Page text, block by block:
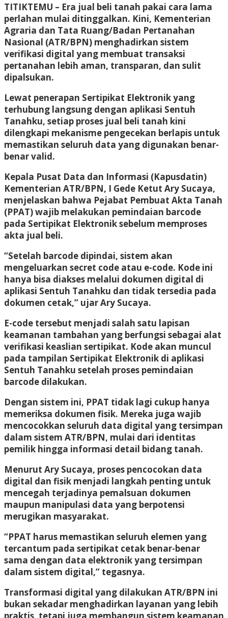
TITIKTEMU – Era jual beli tanah pakai cara lama
perlahan mulai ditinggalkan. Kini, Kementerian
Agraria dan Tata Ruang/Badan Pertanahan
Nasional (ATR/BPN) menghadirkan sistem
verifikasi digital yang membuat transaksi
pertanahan lebih aman, transparan, dan sulit
dipalsukan.
Lewat penerapan Sertipikat Elektronik yang
terhubung langsung dengan aplikasi Sentuh
Tanahku, setiap proses jual beli tanah kini
dilengkapi mekanisme pengecekan berlapis untuk
memastikan seluruh data yang digunakan benar-
benar valid.
Kepala Pusat Data dan Informasi (Kapusdatin)
Kementerian ATR/BPN, I Gede Ketut Ary Sucaya,
menjelaskan bahwa Pejabat Pembuat Akta Tanah
(PPAT) wajib melakukan pemindaian barcode
pada Sertipikat Elektronik sebelum memproses
akta jual beli.
“Setelah barcode dipindai, sistem akan
mengeluarkan secret code atau e-code. Kode ini
hanya bisa diakses melalui dokumen digital di
aplikasi Sentuh Tanahku dan tidak tersedia pada
dokumen cetak,” ujar Ary Sucaya.
E-code tersebut menjadi salah satu lapisan
keamanan tambahan yang berfungsi sebagai alat
verifikasi keaslian sertipikat. Kode akan muncul
pada tampilan Sertipikat Elektronik di aplikasi
Sentuh Tanahku setelah proses pemindaian
barcode dilakukan.
Dengan sistem ini, PPAT tidak lagi cukup hanya
memeriksa dokumen fisik. Mereka juga wajib
mencocokkan seluruh data digital yang tersimpan
dalam sistem ATR/BPN, mulai dari identitas
pemilik hingga informasi detail bidang tanah.
Menurut Ary Sucaya, proses pencocokan data
digital dan fisik menjadi langkah penting untuk
mencegah terjadinya pemalsuan dokumen
maupun manipulasi data yang berpotensi
merugikan masyarakat.
“PPAT harus memastikan seluruh elemen yang
tercantum pada sertipikat cetak benar-benar
sama dengan data elektronik yang tersimpan
dalam sistem digital,” tegasnya.
Transformasi digital yang dilakukan ATR/BPN ini
bukan sekadar menghadirkan layanan yang lebih
praktis, tetapi juga membangun sistem keamanan